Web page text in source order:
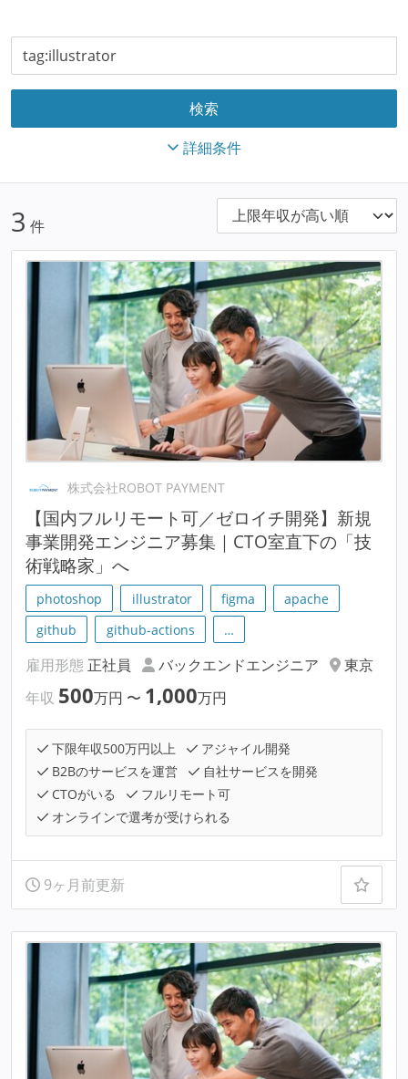
詳細条件
3 件
株式会社ROBOT PAYMENT
【国内フルリモート可／ゼロイチ開発】新規
事業開発エンジニア募集｜CTO室直下の「技
術戦略家」へ
photoshop illustrator figma
apache
github
github-actions …
雇用形態 正社員 バックエンドエンジニア
東京
年収 500万円 〜 1,000万円
下限年収500万円以上
アジャイル開発
B2Bのサービスを運営
自社サービスを開発
CTOがいる
フルリモート可
オンラインで選考が受けられる
9ヶ月前更新